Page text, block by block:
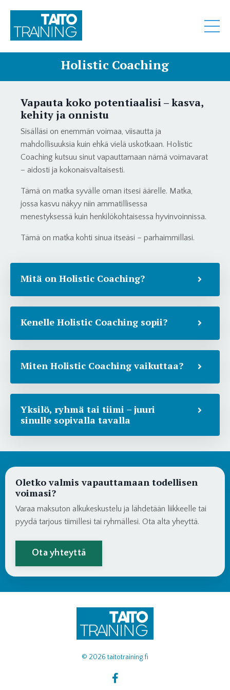
Holistic Coaching
Vapauta koko potentiaalisi – kasva,
kehity ja onnistu
Sisälläsi on enemmän voimaa, viisautta ja
mahdollisuuksia kuin ehkä vielä uskotkaan. Holistic
Coaching kutsuu sinut vapauttamaan nämä voimavarat
– aidosti ja kokonaisvaltaisesti.
Tämä on matka syvälle oman itsesi äärelle. Matka,
jossa kasvu näkyy niin ammatillisessa
menestyksessä kuin henkilökohtaisessa hyvinvoinnissa.
Tämä on matka kohti sinua itseäsi – parhaimmillasi.
Mitä on Holistic Coaching?
Kenelle Holistic Coaching sopii?
Miten Holistic Coaching vaikuttaa?
Yksilö, ryhmä tai tiimi – juuri
sinulle sopivalla tavalla
Oletko valmis vapauttamaan todellisen
voimasi?
Varaa maksuton alkukeskustelu ja lähdetään liikkeelle tai
pyydä tarjous tiimillesi tai ryhmällesi. Ota alta yheyttä.
Ota yhteyttä
© 2026 taitotraining.fi